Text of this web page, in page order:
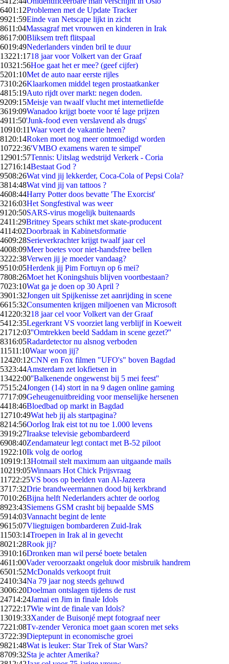
6401:12Problemen met de Update Tracker
9921:59Einde van Netscape lijkt in zicht
8611:04Massagraf met vrouwen en kinderen in Irak
8617:00Bliksem treft flitspaal
6019:49Nederlanders vinden bril te duur
13221:1718 jaar voor Volkert van der Graaf
10321:56Hoe gaat het er mee? (geef cijfer)
5201:10Met de auto naar eerste rijles
7310:26Klaarkomen middel tegen prostaatkanker
4815:19Auto rijdt over markt: negen doden.
9209:15Meisje van twaalf vlucht met internetliefde
3619:09Wanadoo krijgt boete voor té lage prijzen
4911:50'Junk-food even verslavend als drugs'
10910:11Waar voert de vakantie heen?
81 20:14Roken moet nog meer ontmoedigd worden
10722:36'VMBO examens waren te simpel'
12901:57Tennis: Uitslag wedstrijd Verkerk - Coria
12716:14Bestaat God ?
9508:26Wat vind jij lekkerder, Coca-Cola of Pepsi Cola?
3814:48Wat vind jij van tattoos ?
4608:44Harry Potter doos bevatte 'The Exorcist'
3216:03Het Songfestival was weer
91 20:50SARS-virus mogelijk buitenaards
2411:29Britney Spears schikt met skate-producent
4114:02Doorbraak in Kabinetsformatie
4609:28Serieverkrachter krijgt twaalf jaar cel
4008:09Meer boetes voor niet-handsfree bellen
3222:38Verwen jij je moeder vandaag?
9510:05Herdenk jij Pim Fortuyn op 6 mei?
7808:26Moet het Koningshuis blijven voortbestaan?
7023:10Wat ga je doen op 30 April ?
3901:32Jongen uit Spijkenisse zet aanrijding in scene
6615:32Consumenten krijgen miljoenen van Microsoft
41220:3218 jaar cel voor Volkert van der Graaf
5412:35Legerkrant VS voorziet lang verblijf in Koeweit
21712:03''Omtrekken beeld Saddam in scene gezet?''
8316:05Radardetector nu alsnog verboden
11511:10Waar woon jij?
12420:12CNN en Fox filmen "UFO's" boven Bagdad
5323:44Amsterdam zet lokfietsen in
13422:00''Balkenende ongewenst bij 5 mei feest''
7515:24Jongen (14) stort in na 9 dagen online gaming
7717:09Geheugenuitbreiding voor menselijke hersenen
4418:46Bloedbad op markt in Bagdad
12710:49Wat heb jij als startpagina?
8214:56Oorlog Irak eist tot nu toe 1.000 levens
3919:27Iraakse televisie gebombardeerd
6908:40Zendamateur legt contact met B-52 piloot
1922:10Ik volg de oorlog
10919:13Hotmail stelt maximum aan uitgaande mails
10219:05Winnaars Hot Chick Prijsvraag
11722:25VS boos op beelden van Al-Jazeera
3717:32Drie brandweermannen dood bij kerkbrand
7010:26Bijna helft Nederlanders achter de oorlog
8923:43Siemens GSM crasht bij bepaalde SMS
5914:03Vannacht begint de lente
9615:07Vliegtuigen bombarderen Zuid-Irak
11503:14Troepen in Irak al in gevecht
8021:28Rook jij?
3910:16Dronken man wil persé boete betalen
4611:00Vader veroorzaakt ongeluk door misbruik handrem
6501:52McDonalds verkoopt fruit
2410:34Na 79 jaar nog steeds gehuwd
3006:20Doelman ontslagen tijdens de rust
24714:24Jamai en Jim in finale Idols
12722:17Wie wint de finale van Idols?
13019:33Xander de Buisonjé mept fotograaf neer
7221:08Tv-zender Veronica moet gaan scoren met seks
3722:39Dieptepunt in economische groei
9821:48Wat is leuker: Star Trek of Star Wars?
8709:32Sta je achter Amerika?